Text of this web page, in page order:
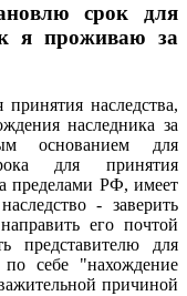
срок для
я проживаю за
наследства,
наследника за
основанием для
для принятия
пределами РФ, имеет
- заверить
его почтой
представителю для
себе "нахождение
причиной